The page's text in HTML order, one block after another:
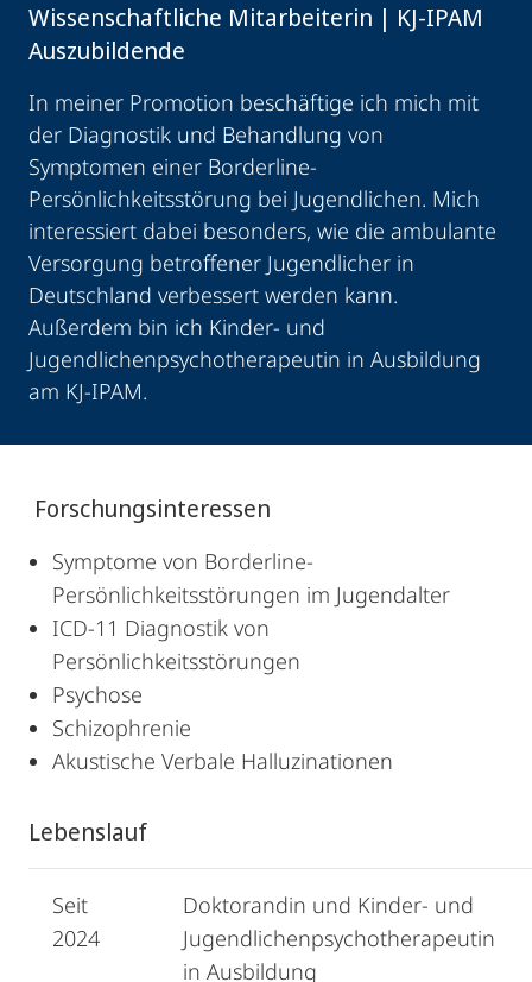
Wissenschaftliche Mitarbeiterin | KJ-IPAM
Auszubildende
In meiner Promotion beschäftige ich mich mit
der Diagnostik und Behandlung von
Symptomen einer Borderline-
Persönlichkeitsstörung bei Jugendlichen. Mich
interessiert dabei besonders, wie die ambulante
Versorgung betroffener Jugendlicher in
Deutschland verbessert werden kann.
Außerdem bin ich Kinder- und
Jugendlichenpsychotherapeutin in Ausbildung
am KJ-IPAM.
Forschungsinteressen
Symptome von Borderline-
Persönlichkeitsstörungen im Jugendalter
ICD-11 Diagnostik von
Persönlichkeitsstörungen
Psychose
Schizophrenie
Akustische Verbale Halluzinationen
Lebenslauf
Seit
2024
Doktorandin und Kinder- und
Jugendlichenpsychotherapeutin
in Ausbildung